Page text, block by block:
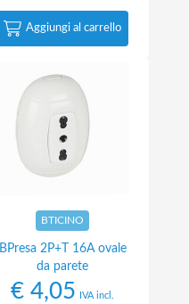
Aggiungi al carrello
BTICINO
BPresa 2P+T 16A ovale
da parete
€ 4,05 IVA incl.